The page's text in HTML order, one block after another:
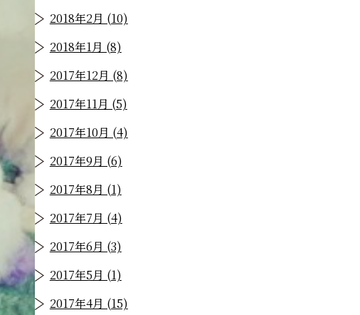
2018年2月 (10)
2018年1月 (8)
2017年12月 (8)
2017年11月 (5)
2017年10月 (4)
2017年9月 (6)
2017年8月 (1)
2017年7月 (4)
2017年6月 (3)
2017年5月 (1)
2017年4月 (15)